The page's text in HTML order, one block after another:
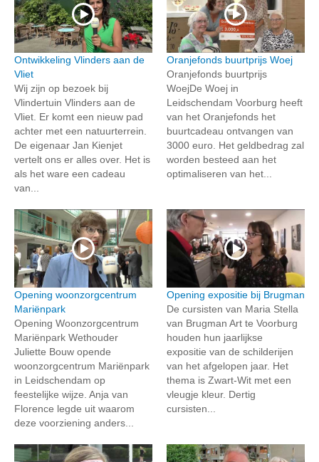
Ontwikkeling Vlinders aan de
Vliet
Wij zijn op bezoek bij
Vlindertuin Vlinders aan de
Vliet. Er komt een nieuw pad
achter met een natuurterrein.
De eigenaar Jan Kienjet
vertelt ons er alles over. Het is
als het ware een cadeau
van...
Oranjefonds buurtprijs Woej
Oranjefonds buurtprijs
WoejDe Woej in
Leidschendam Voorburg heeft
van het Oranjefonds het
buurtcadeau ontvangen van
3000 euro. Het geldbedrag zal
worden besteed aan het
optimaliseren van het...
Opening woonzorgcentrum
Mariënpark
Opening Woonzorgcentrum
Mariënpark Wethouder
Juliette Bouw opende
woonzorgcentrum Mariënpark
in Leidschendam op
feestelijke wijze. Anja van
Florence legde uit waarom
deze voorziening anders...
Opening expositie bij Brugman
De cursisten van Maria Stella
van Brugman Art te Voorburg
houden hun jaarlijkse
expositie van de schilderijen
van het afgelopen jaar. Het
thema is Zwart-Wit met een
vleugje kleur. Dertig
cursisten...